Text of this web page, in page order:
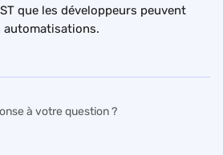
que les développeurs peuvent
automatisations.
à votre question ?